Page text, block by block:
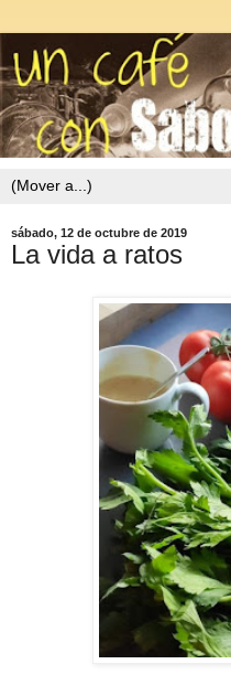
sábado, 12 de octubre de 2019
La vida a ratos